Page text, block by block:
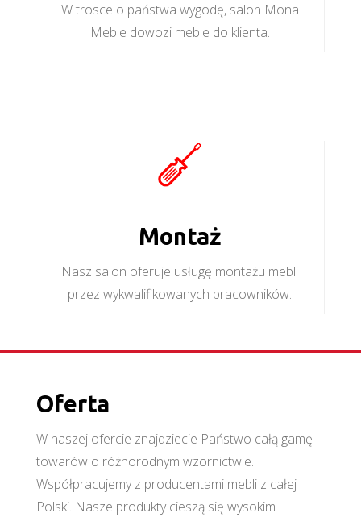
W trosce o państwa wygodę, salon Mona
Meble dowozi meble do klienta.
Montaż
Nasz salon oferuje usługę montażu mebli
przez wykwalifikowanych pracowników.
Oferta
W naszej ofercie znajdziecie Państwo całą gamę
towarów o różnorodnym wzornictwie.
Współpracujemy z producentami mebli z całej
Polski. Nasze produkty cieszą się wysokim